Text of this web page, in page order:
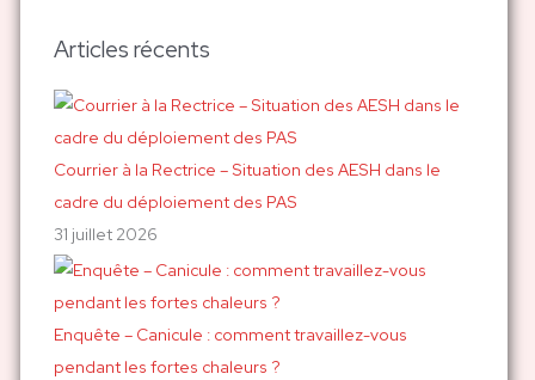
h
r
c
h
e
r
:
Articles récents
Courrier à la Rectrice – Situation des AESH dans le
cadre du déploiement des PAS
31 juillet 2026
Enquête – Canicule : comment travaillez-vous
pendant les fortes chaleurs ?